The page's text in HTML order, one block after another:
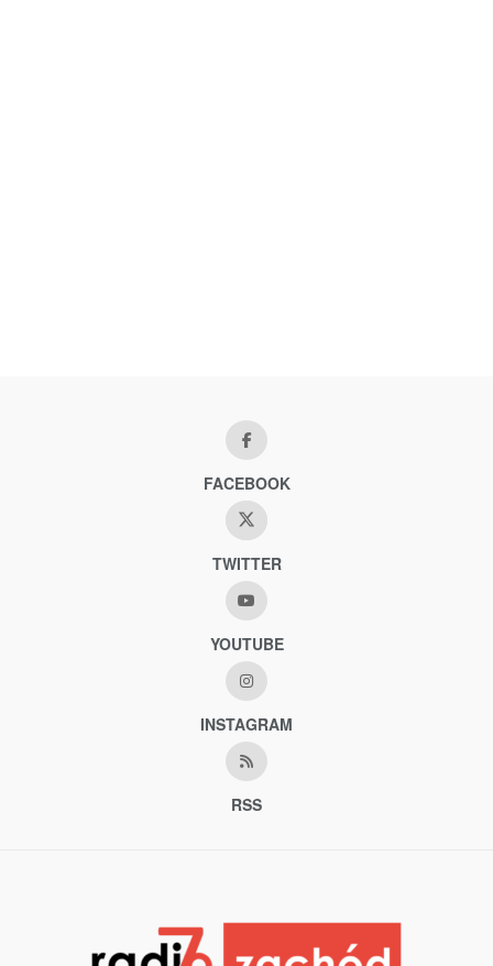
FACEBOOK
TWITTER
YOUTUBE
INSTAGRAM
RSS